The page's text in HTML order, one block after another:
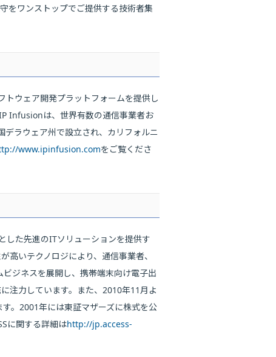
をワンストップでご提供する技術者集
ウェア開発プラットフォームを提供し
Infusionは、世界有数の通信事業者お
ラウェア州で設立され、カリフォルニ
www.ipinfusion.comをご覧くださ
した先進のITソリューションを提供す
いテクノロジにより、通信事業者、
ジネスを展開し、携帯端末向け電子出
注力しています。また、2010年11月よ
。2001年には東証マザーズに株式を公
に関する詳細はhttp://jp.access-